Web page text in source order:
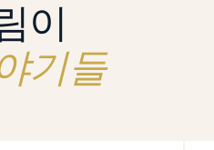
이
기들